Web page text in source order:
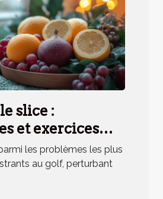
slice :
et exercices
les problèmes les plus
au golf, perturbant